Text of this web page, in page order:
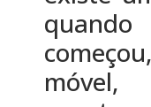
quando